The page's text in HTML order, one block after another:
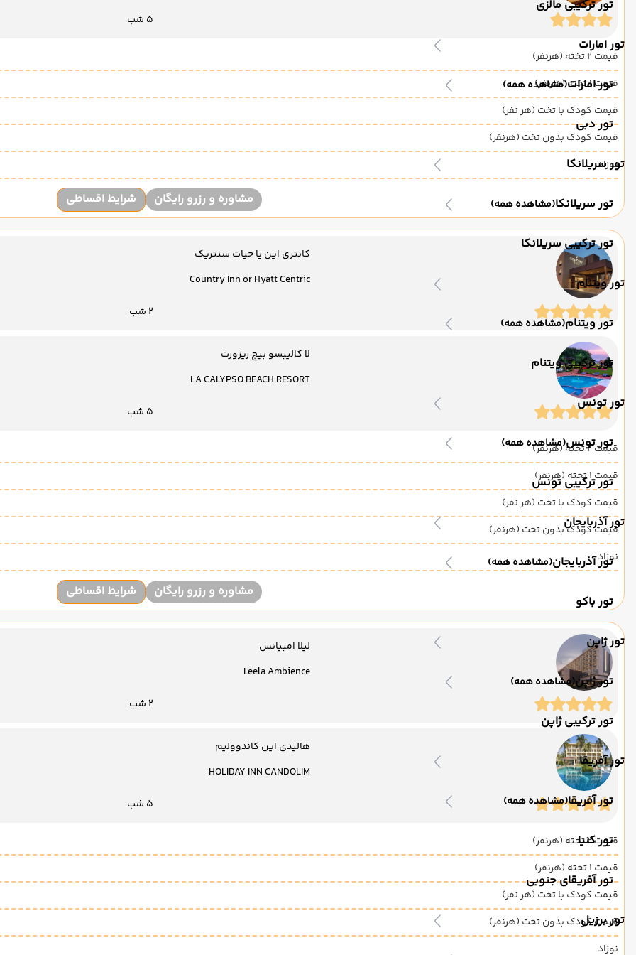
تور ترکیبی مالزی
تور امارات
تور امارات(مشاهده همه)
تور دبی
تور سریلانکا
تور سریلانکا(مشاهده همه)
تور ترکیبی سریلانکا
تور ویتنام
تور ویتنام(مشاهده همه)
تور ترکیبی ویتنام
تور تونس
تور تونس(مشاهده همه)
تور ترکیبی تونس
تور آذربایجان
تور آذربایجان(مشاهده همه)
تور باکو
تور ژاپن
تور ژاپن(مشاهده همه)
تور ترکیبی ژاپن
تور آفریقا
تور آفریقا(مشاهده همه)
تور کنیا
تور آفریقای جنوبی
تور برزیل
5 شب
قیمت 2 تخته (هرنفر)
قیمت 1 تخته (هرنفر)
قیمت کودک با تخت (هر نفر)
قیمت کودک بدون تخت (هرنفر)
نوزاد
مشاوره و رزرو رایگان شرایط اقساطی
کانتری این یا حیات سنتریک
Country Inn or Hyatt Centric
2 شب
لا کالیبسو بیچ ریزورت
LA CALYPSO BEACH RESORT
5 شب
قیمت 2 تخته (هرنفر)
قیمت 1 تخته (هرنفر)
قیمت کودک با تخت (هر نفر)
قیمت کودک بدون تخت (هرنفر)
نوزاد
مشاوره و رزرو رایگان شرایط اقساطی
لیلا امبیانس
Leela Ambience
2 شب
هالیدی این کاندوولیم
HOLIDAY INN CANDOLIM
5 شب
قیمت 2 تخته (هرنفر)
قیمت 1 تخته (هرنفر)
قیمت کودک با تخت (هر نفر)
قیمت کودک بدون تخت (هرنفر)
نوزاد